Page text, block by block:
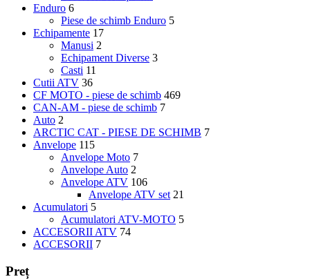
Enduro 6
Piese de schimb Enduro 5
Echipamente 17
Manusi 2
Echipament Diverse 3
Casti 11
Cutii ATV 36
CF MOTO - piese de schimb 469
CAN-AM - piese de schimb 7
Auto 2
ARCTIC CAT - PIESE DE SCHIMB 7
Anvelope 115
Anvelope Moto 7
Anvelope Auto 2
Anvelope ATV 106
Anvelope ATV set 21
Acumulatori 5
Acumulatori ATV-MOTO 5
ACCESORII ATV 74
ACCESORII 7
Preț